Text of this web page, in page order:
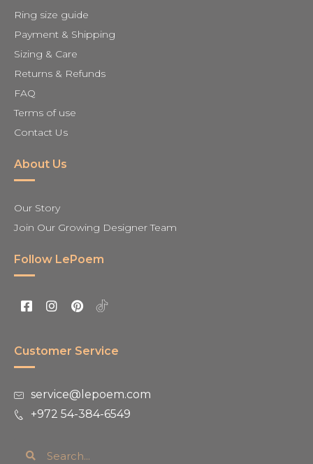
Ring size guide
Payment & Shipping
Sizing & Care
Returns & Refunds
FAQ
Terms of use
Contact Us
About Us
Our Story
Join Our Growing Designer Team
Follow LePoem
Customer Service
service@lepoem.com
+972 54-384-6549